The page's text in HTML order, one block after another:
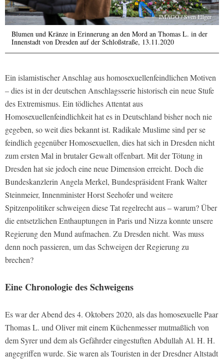
IMAGO / Sven Ellger
Blumen und Kränze in Erinnerung an den Mord an Thomas L. in der
Innenstadt von Dresden auf der Schloßstraße, 13.11.2020
Ein islamistischer Anschlag aus homosexuellenfeindlichen Motiven
– dies ist in der deutschen Anschlagsserie historisch ein neue Stufe
des Extremismus. Ein tödliches Attentat aus
Homosexuellenfeindlichkeit hat es in Deutschland bisher noch nie
gegeben, so weit dies bekannt ist. Radikale Muslime sind per se
feindlich gegenüber Homosexuellen, dies hat sich in Dresden nicht
zum ersten Mal in brutaler Gewalt offenbart. Mit der Tötung in
Dresden hat sie jedoch eine neue Dimension erreicht. Doch die
Bundeskanzlerin Angela Merkel, Bundespräsident Frank Walter
Steinmeier, Innenminister Horst Seehofer und weitere
Spitzenpolitiker schweigen diese Tat regelrecht aus – warum? Über
die entsetzlichen Enthauptungen in Paris und Nizza konnte unsere
Regierung den Mund aufmachen. Zu Dresden nicht. Was muss
denn noch passieren, um das Schweigen der Regierung zu
brechen?
Eine Chronologie des Schweigens
Es war der Abend des 4. Oktobers 2020, als das homosexuelle Paar
Thomas L. und Oliver mit einem Küchenmesser mutmaßlich von
dem Syrer und dem als Gefährder eingestuften Abdullah Al. H. H.
angegriffen wurde. Sie waren als Touristen in der Dresdner Altstadt